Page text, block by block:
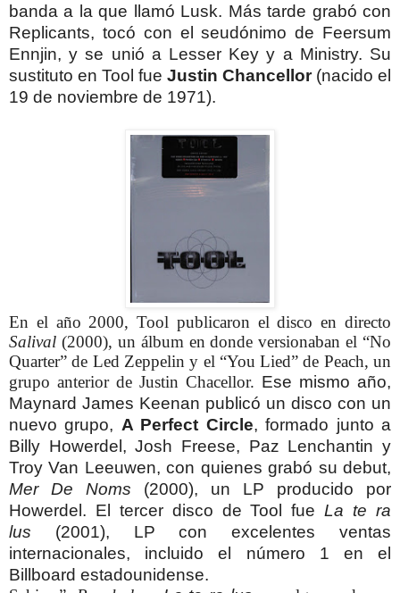
banda a la que llamó Lusk. Más tarde grabó con
Replicants, tocó con el seudónimo de Feersum
Ennjin, y se unió a Lesser Key y a Ministry. Su
sustituto en Tool fue Justin Chancellor(nacido el
19 de noviembre de 1971).
En el año 2000, Tool publicaron el disco en directo
Salival (2000), un álbum en donde versionaban el “No
Quarter” de Led Zeppelin y el “You Lied” de Peach, un
grupo anterior de Justin Chacellor. Ese mismo año,
Maynard James Keenan publicó un disco con un
nuevo grupo, A Perfect Circle, formado junto a
Billy Howerdel, Josh Freese, Paz Lenchantin y
Troy Van Leeuwen, con quienes grabó su debut,
Mer De Noms (2000), un LP producido por
Howerdel. El tercer disco de Tool fueLa te ra
lus (2001), LP con excelentes ventas
internacionales, incluido el número 1 en el
Billboard estadounidense.